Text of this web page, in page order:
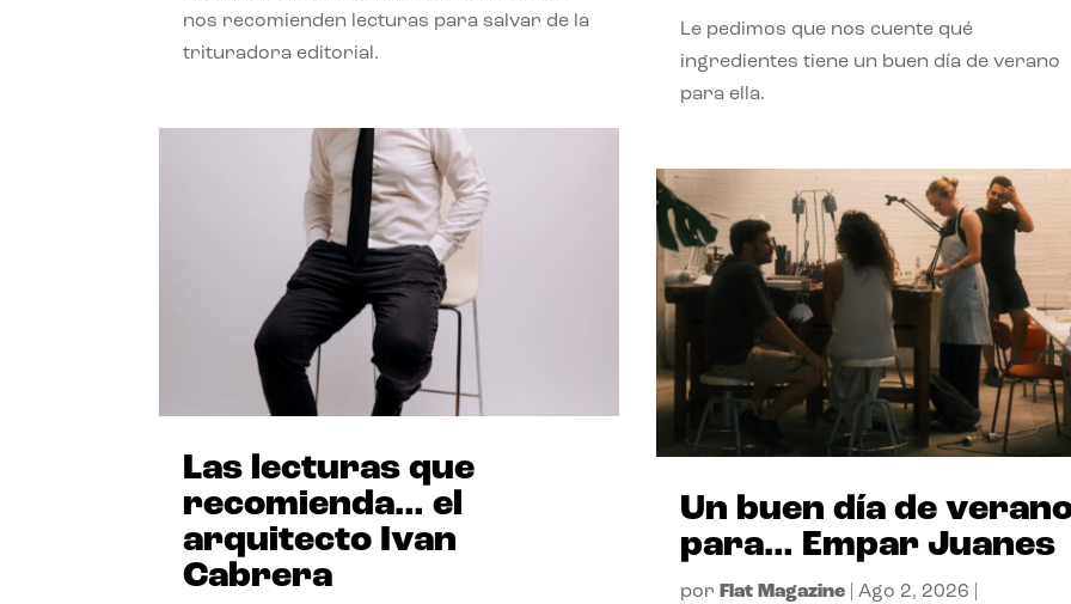
nos recomienden lecturas para salvar de la
trituradora editorial.
Las lecturas que
recomienda… el
arquitecto Ivan
Cabrera
Le pedimos que nos cuente qué
ingredientes tiene un buen día de verano
para ella.
Un buen día de
para… Empar Juanes
por Flat Magazine| Ago 2, 2026